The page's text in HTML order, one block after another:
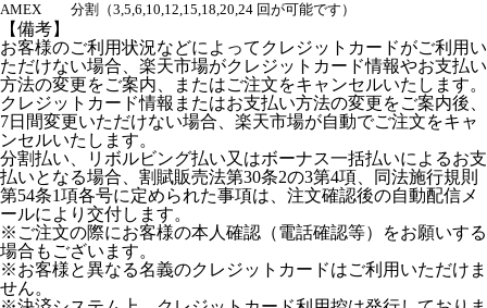
AMEX
分割（3,5,6,10,12,15,18,20,24 回が可能です）
【備考】
お客様のご利用状況などによってクレジットカードがご利用い
ただけない場合、楽天市場がクレジットカード情報やお支払い
方法の変更をご案内、またはご注文をキャンセルいたします。
クレジットカード情報またはお支払い方法の変更をご案内後、
7日間変更いただけない場合、楽天市場が自動でご注文をキャ
ンセルいたします。
分割払い、リボルビング払い又はボーナス一括払いによるお支
払いとなる場合、割賦販売法第30条2の3第4項、同法施行規則
第54条1項各号に定められた事項は、注文確認後の自動配信メ
ールにより交付します。
※ご注文の際にお客様の本人確認（電話確認等）をお願いする
場合もございます。
※お客様と異なる名義のクレジットカードはご利用いただけま
せん。